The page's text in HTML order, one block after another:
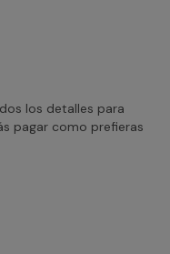
los detalles para
pagar como prefieras